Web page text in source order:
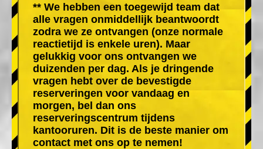
** We hebben een toegewijd team dat
alle vragen onmiddellijk beantwoordt
zodra we ze ontvangen (onze normale
reactietijd is enkele uren). Maar
gelukkig voor ons ontvangen we
duizenden per dag. Als je dringende
vragen hebt over de bevestigde
reserveringen voor vandaag en
morgen, bel dan ons
reserveringscentrum tijdens
kantooruren. Dit is de beste manier om
contact met ons op te nemen!